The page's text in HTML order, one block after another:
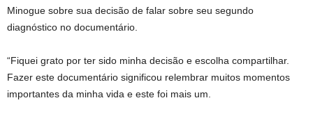
Minogue sobre sua decisão de falar sobre seu segundo
diagnóstico no documentário.
“Fiquei grato por ter sido minha decisão e escolha compartilhar.
Fazer este documentário significou relembrar muitos momentos
importantes da minha vida e este foi mais um.